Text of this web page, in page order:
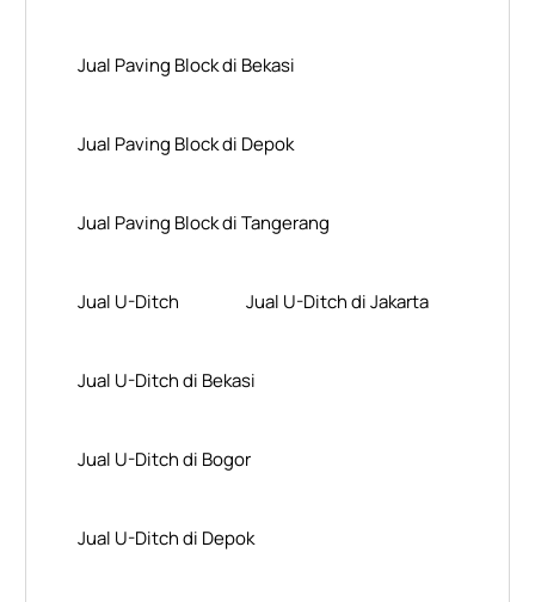
Jual Paving Block di Bekasi
Jual Paving Block di Depok
Jual Paving Block di Tangerang
Jual U-Ditch Jual U-Ditch di Jakarta
Jual U-Ditch di Bekasi
Jual U-Ditch di Bogor
Jual U-Ditch di Depok